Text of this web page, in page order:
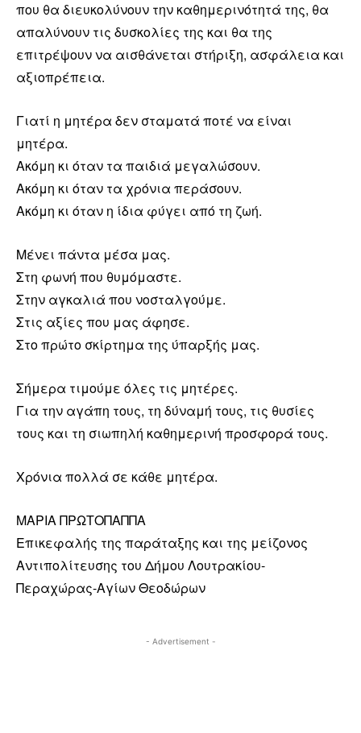
που θα διευκολύνουν την καθημερινότητά της, θα
απαλύνουν τις δυσκολίες της και θα της
επιτρέψουν να αισθάνεται στήριξη, ασφάλεια και
αξιοπρέπεια.
Γιατί η μητέρα δεν σταματά ποτέ να είναι
μητέρα.
Ακόμη κι όταν τα παιδιά μεγαλώσουν.
Ακόμη κι όταν τα χρόνια περάσουν.
Ακόμη κι όταν η ίδια φύγει από τη ζωή.
Μένει πάντα μέσα μας.
Στη φωνή που θυμόμαστε.
Στην αγκαλιά που νοσταλγούμε.
Στις αξίες που μας άφησε.
Στο πρώτο σκίρτημα της ύπαρξής μας.
Σήμερα τιμούμε όλες τις μητέρες.
Για την αγάπη τους, τη δύναμή τους, τις θυσίες
τους και τη σιωπηλή καθημερινή προσφορά τους.
Χρόνια πολλά σε κάθε μητέρα.
ΜΑΡΙΑ ΠΡΩΤΟΠΑΠΠΑ
Επικεφαλής της παράταξης και της μείζονος
Αντιπολίτευσης του Δήμου Λουτρακίου-
Περαχώρας-Αγίων Θεοδώρων
- Advertisement -